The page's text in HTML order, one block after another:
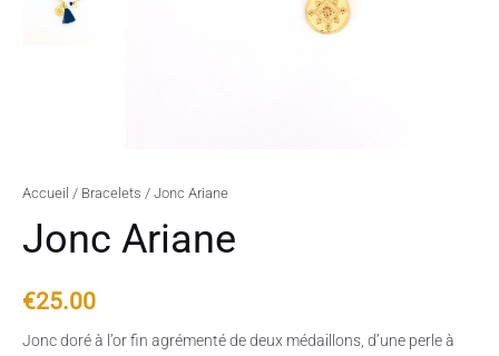
Accueil / Bracelets / Jonc Ariane
Jonc Ariane
€25.00
Jonc doré à l’or fin agrémenté de deux médaillons, d’une perle à